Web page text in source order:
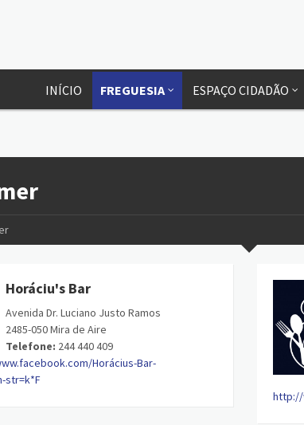
INÍCIO FREGUESIA ESPAÇO CIDADÃO
Horáciu's Bar
Avenida Dr. Luciano Justo Ramos
2485-050 Mira de Aire
Telefone: 244 440 409
Horácius-Bar-
str=k*F
http://